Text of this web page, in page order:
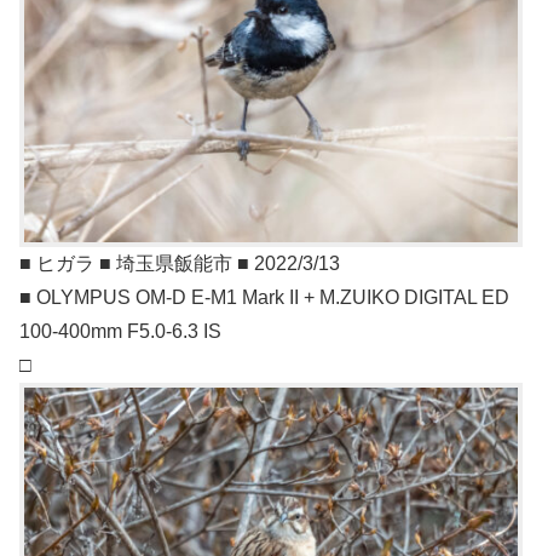
■ ヒガラ ■ 埼玉県飯能市 ■ 2022/3/13
■ OLYMPUS OM-D E-M1 Mark II + M.ZUIKO DIGITAL ED
100-400mm F5.0-6.3 IS
□